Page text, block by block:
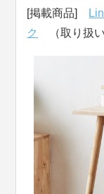
[掲載商品]
ク
（取り扱い